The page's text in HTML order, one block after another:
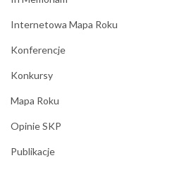
Internetowa Mapa Roku
Konferencje
Konkursy
Mapa Roku
Opinie SKP
Publikacje